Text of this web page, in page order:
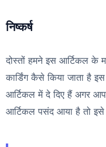
निष्कर्ष
दोस्तों हमने इस आर्टिकल के
कार्डिंग कैसे किया जाता है
आर्टिकल में दे दिए हैं अगर
आर्टिकल पसंद आया है तो